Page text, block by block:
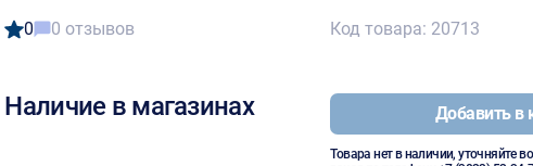
0 0 отзывов
Наличие в магазинах
Код товара: 20713
Добавить в
Товара нет в наличии, уточняйте